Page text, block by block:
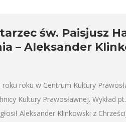
św. Paisjusz
– Aleksander
roku w Centrum Kultury
Kultury Prawosławnej. Wykład
Aleksander Klinkowski z